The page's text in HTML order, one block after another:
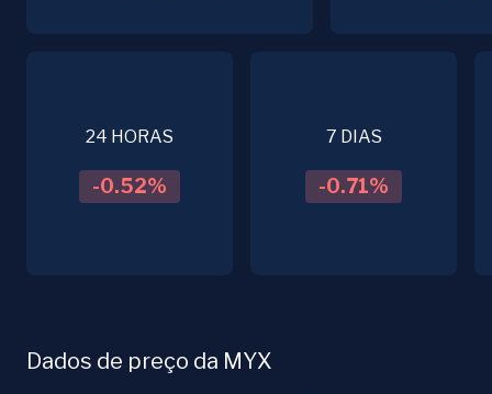
24 HORAS
-0.52%
7 DIAS
-0.71%
Dados de preço da MYX